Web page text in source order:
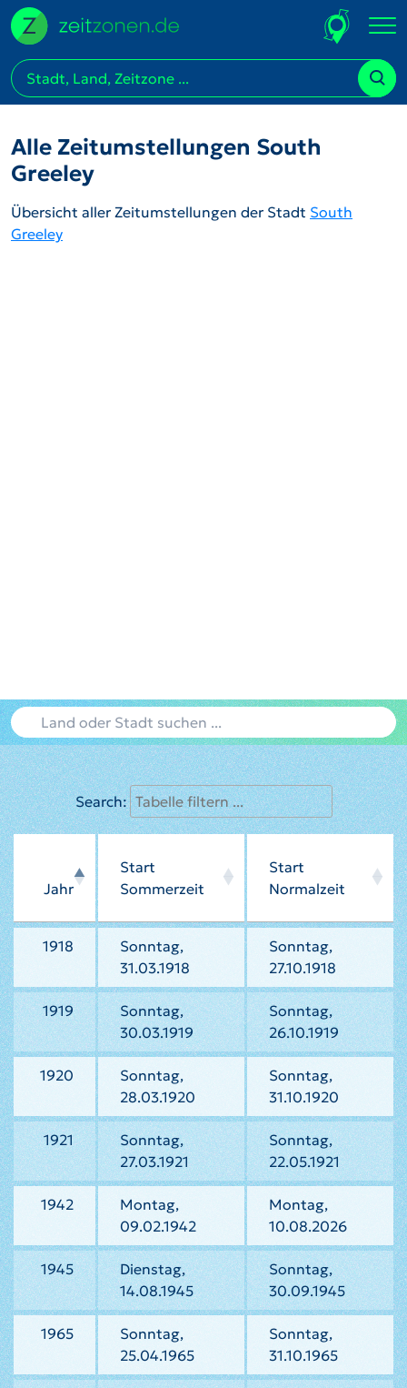
Alle Zeitumstellungen South
Greeley
Übersicht aller Zeitumstellungen der Stadt South
Greeley
Search:
Jahr
Start
Sommerzeit
Start
Normalzeit
1918
Sonntag,
31.03.1918
Sonntag,
27.10.1918
1919
Sonntag,
30.03.1919
Sonntag,
26.10.1919
1920
Sonntag,
28.03.1920
Sonntag,
31.10.1920
1921
Sonntag,
27.03.1921
Sonntag,
22.05.1921
1942
Montag,
09.02.1942
Montag,
10.08.2026
1945
Dienstag,
14.08.1945
Sonntag,
30.09.1945
1965
Sonntag,
25.04.1965
Sonntag,
31.10.1965